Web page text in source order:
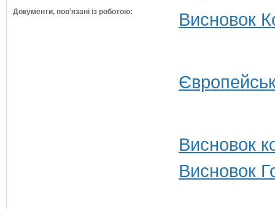
Документи, пов'язані із роботою: Висновок
Висновок
Висновок